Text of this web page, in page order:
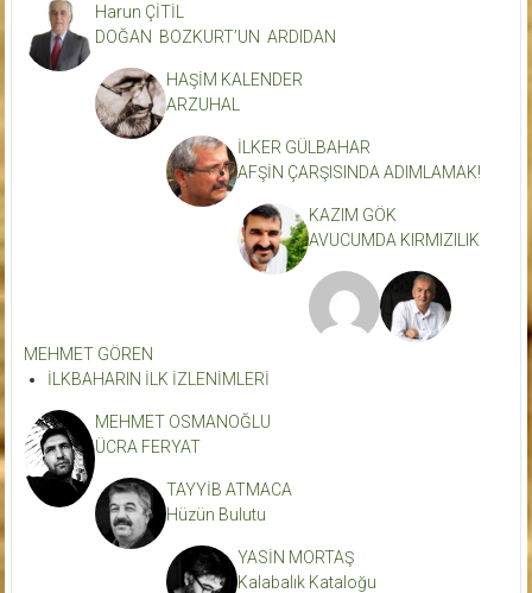
Harun ÇİTİL
DOĞAN BOZKURT’UN ARDIDAN
HAŞİM KALENDER
ARZUHAL
İLKER GÜLBAHAR
AFŞİN ÇARŞISINDA ADIMLAMAK!
KAZIM GÖK
AVUCUMDA KIRMIZILIK
MEHMET GÖREN
İLKBAHARIN İLK İZLENİMLERİ
MEHMET OSMANOĞLU
ÜCRA FERYAT
TAYYİB ATMACA
Hüzün Bulutu
YASİN MORTAŞ
Kalabalık Kataloğu